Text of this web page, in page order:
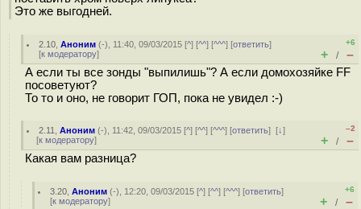
Это же выгодней.
2.10 ,Аноним (-), 11:40, 09/03/2015 [^] [^^] [^^^] [ответить]
[к модератору]
+6
+ / –
А если ты все зонды "выпилишь"? А если домохозяйке FF
посоветуют?
То то и оно, не говорит ГОП, пока не увидел :-)
2.11 ,Аноним (-), 11:42, 09/03/2015 [^] [^^] [^^^] [ответить][↓]
[к модератору]
–2
+ / –
Какая вам разница?
3.20 ,Аноним (-), 12:20, 09/03/2015 [^] [^^] [^^^] [ответить]
[к модератору]
+6
+ / –